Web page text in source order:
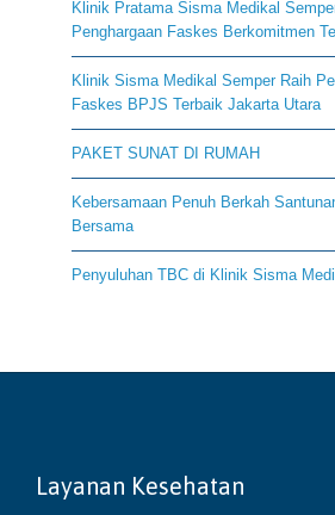
Klinik Pratama Sisma Medikal
Penghargaan Faskes Berkomitmen
Klinik Sisma Medikal Semper Raih
Faskes BPJS Terbaik Jakarta Utara
PAKET SUNAT DI RUMAH
Kebersamaan Penuh Berkah
Bersama
Penyuluhan TBC di Klinik Sisma
Layanan Kesehatan